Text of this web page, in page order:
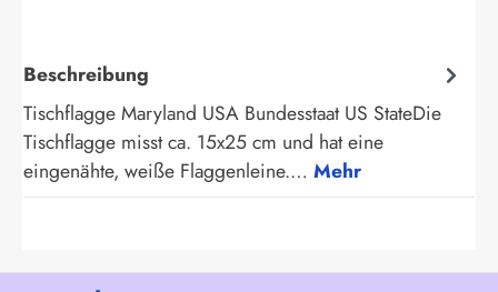
Beschreibung
Tischflagge Maryland USA Bundesstaat US StateDie
Tischflagge misst ca. 15x25 cm und hat eine
eingenähte, weiße Flaggenleine.… Mehr